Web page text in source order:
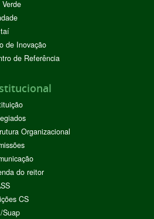
de Inovação
de Referência
Organizacional
do reitor
CS
Suap